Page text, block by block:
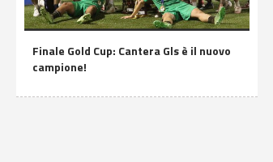
Finale Gold Cup: Cantera Gls è il nuovo
campione!